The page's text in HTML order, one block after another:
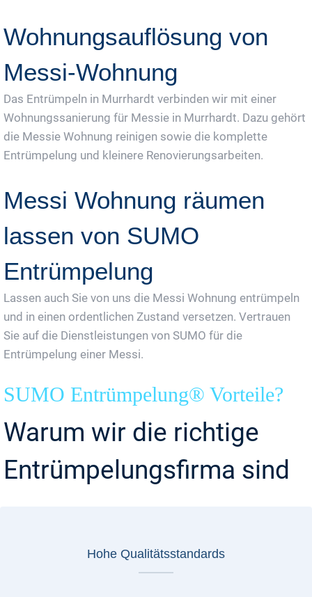
Wohnungsauflösung von
Messi-Wohnung
Das Entrümpeln in Murrhardt verbinden wir mit einer
Wohnungssanierung für Messie in Murrhardt. Dazu gehört
die Messie Wohnung reinigen sowie die komplette
Entrümpelung und kleinere Renovierungsarbeiten.
Messi Wohnung räumen
lassen von SUMO
Entrümpelung
Lassen auch Sie von uns die Messi Wohnung entrümpeln
und in einen ordentlichen Zustand versetzen. Vertrauen
Sie auf die Dienstleistungen von SUMO für die
Entrümpelung einer Messi.
SUMO Entrümpelung® Vorteile?
Warum wir die richtige
Entrümpelungsfirma sind
Hohe Qualitätsstandards